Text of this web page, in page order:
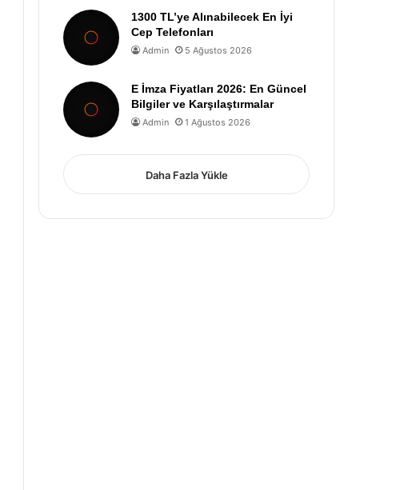
1300 TL’ye Alınabilecek En İyi
Cep Telefonları
Admin 5 Ağustos 2026
E İmza Fiyatları 2026: En Güncel
Bilgiler ve Karşılaştırmalar
Admin 1 Ağustos 2026
Daha Fazla Yükle